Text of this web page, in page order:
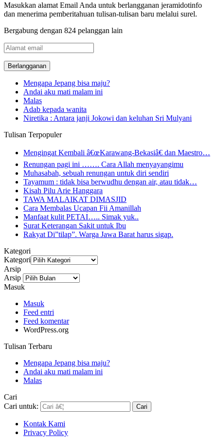
Masukkan alamat Email Anda untuk berlangganan jeramidotinfo
dan menerima pemberitahuan tulisan-tulisan baru melalui surel.
Bergabung dengan 824 pelanggan lain
Alamat
email
Mengapa Jepang bisa maju?
Andai aku mati malam ini
Malas
Adab kepada wanita
Niretika : Antara janji Jokowi dan keluhan Sri Mulyani
Tulisan Terpopuler
Mengingat Kembali â€œKarawang-Bekasiâ€ dan Maestro…
Renungan pagi ini ……. Cara Allah menyayangimu
Muhasabah, sebuah renungan untuk diri sendiri
Tayamum : tidak bisa berwudhu dengan air, atau tidak…
Kisah Pilu Arie Hanggara
TAWA MALAIKAT DIMASJID
Cara Membalas Ucapan Fii Amanillah
Manfaat kulit PETAI….. Simak yuk..
Surat Keterangan Sakit untuk Ibu
Rakyat Di”tilap”. Warga Jawa Barat harus sigap.
Kategori
Kategori
Arsip
Arsip
Masuk
Masuk
Feed entri
Feed komentar
WordPress.org
Tulisan Terbaru
Mengapa Jepang bisa maju?
Andai aku mati malam ini
Malas
Cari
Cari untuk:
Kontak Kami
Privacy Policy